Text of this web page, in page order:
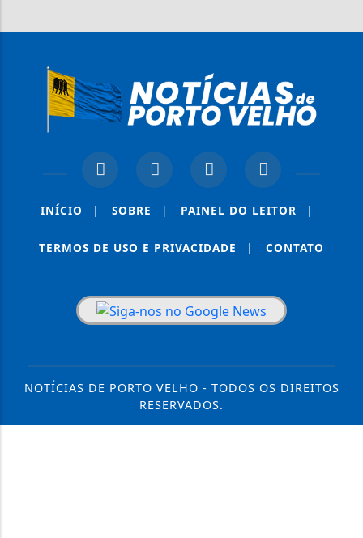
INÍCIO | SOBRE | PAINEL DO LEITOR |
TERMOS DE USO E PRIVACIDADE | CONTATO
NOTÍCIAS DE PORTO VELHO - TODOS OS DIREITOS
RESERVADOS.